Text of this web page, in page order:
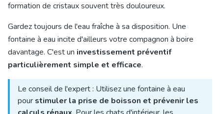
formation de cristaux souvent très douloureux.
Gardez toujours de l'eau fraîche à sa disposition. Une
fontaine à eau incite d'ailleurs votre compagnon à boire
davantage. C'est un investissement préventif
particulièrement simple et efficace.
Le conseil de l'expert : Utilisez une fontaine à eau
pour stimuler la prise de boisson et prévenir les